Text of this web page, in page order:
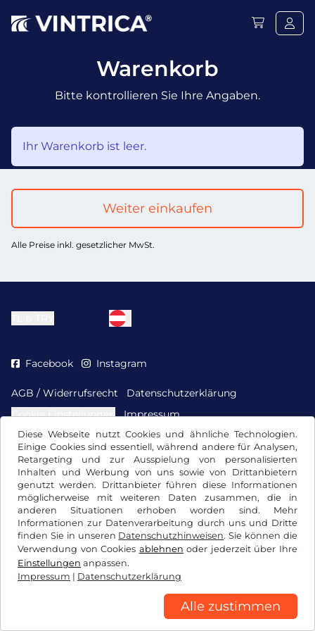
Diese Webseite nutzt Cookies und ähnliche Technologien.
Einige Cookies sind essentiell, während andere für Analysen,
Retargeting und zur Ausspielung von personalisierten
Inhalten und Werbung von uns sowie von Drittanbietern
genutzt werden. Drittanbieter führen diese Informationen
möglicherweise mit weiteren Daten zusammen, die in
anderen Situationen erhoben worden sind. Mehr
Informationen zur Datenverarbeitung durch uns und Dritte
finden Sie in unseren Datenschutzhinweisen. Sie können die
Verwendung von Cookies ablehnen oder jederzeit über Ihre
Einstellungen anpassen.
Impressum | Datenschutzerklärung
Alle zustimmen
Warenkorb
Bitte kontrollieren Sie Ihre Angaben.
Ihr Warenkorb ist leer.
Weiter einkaufen
Alle Preise inkl. gesetzlicher MwSt.
Facebook Instagram
AGB / Widerrufsrecht
Datenschutzerklärung
Cookie Einstellungen
Impressum